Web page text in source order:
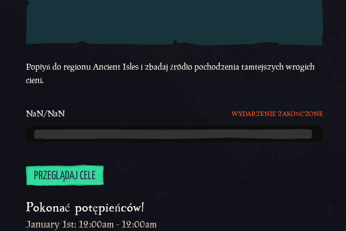
Popłyń do regionu Ancient Isles i zbadaj źródło pochodzenia tamtejszych wrogich
cieni.
NaN/NaN WYDARZENIE ZAKOŃCZONE
PRZEGLĄDAJ CELE
Pokonać potępieńców!
January 1st: 12:00am - 12:00am